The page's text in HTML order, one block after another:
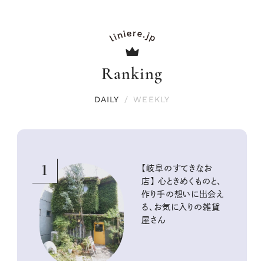
Ranking
DAILY / WEEKLY
1
【岐阜のすてきなお
店】 心ときめくものと、
作り手の想いに出会え
る、お気に入りの雑貨
屋さん